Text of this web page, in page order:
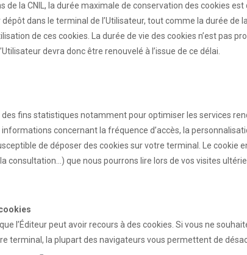
la CNIL, la durée maximale de conservation des cookies est
dans le terminal de l’Utilisateur, tout comme la durée de
de ces cookies. La durée de vie des cookies n’est pas
devra donc être renouvelé à l’issue de ce délai.
des fins statistiques notamment pour optimiser les services
concernant la fréquence d’accès, la
de déposer des cookies sur votre terminal. Le
consultation…) que nous pourrons lire lors de vos visites
l’Éditeur peut avoir recours à des cookies. Si vous ne
terminal, la plupart des navigateurs vous permettent de